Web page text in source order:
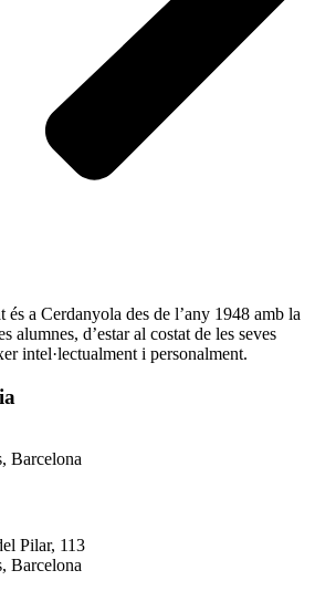
a Cerdanyola des de l’any 1948 amb la
alumnes, d’estar al costat de les seves
intel·lectualment i personalment.
Barcelona
Pilar, 113
Barcelona